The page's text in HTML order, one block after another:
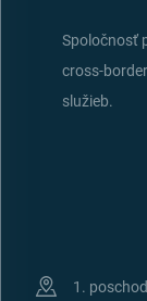
Spoločnosť
cross-
služieb.
1.